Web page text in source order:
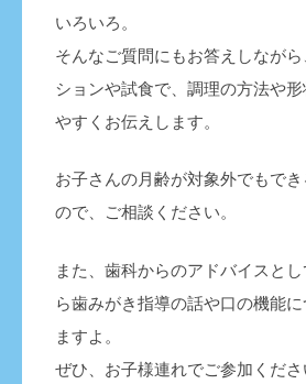
いろいろ。
そんなご質問にもお答えしなが
ションや試食で、調理の方法や
やすくお伝えします。
お子さんの月齢が対象外でもで
ので、ご相談ください。
また、歯科からのアドバイスと
ら歯みがき指導の話や口の機能
ますよ。
ぜひ、お子様連れでご参加くださ